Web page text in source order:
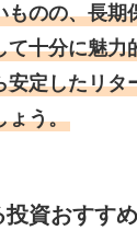
ものの、長期
て十分に魅力
安定したリタ
ょう。
資おすす